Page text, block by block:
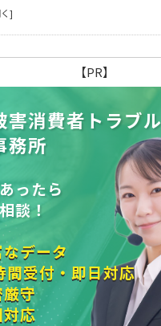
【PR】
害消費者トラブル
務所
ったら
談！
データ
受付・即日対応
守
応